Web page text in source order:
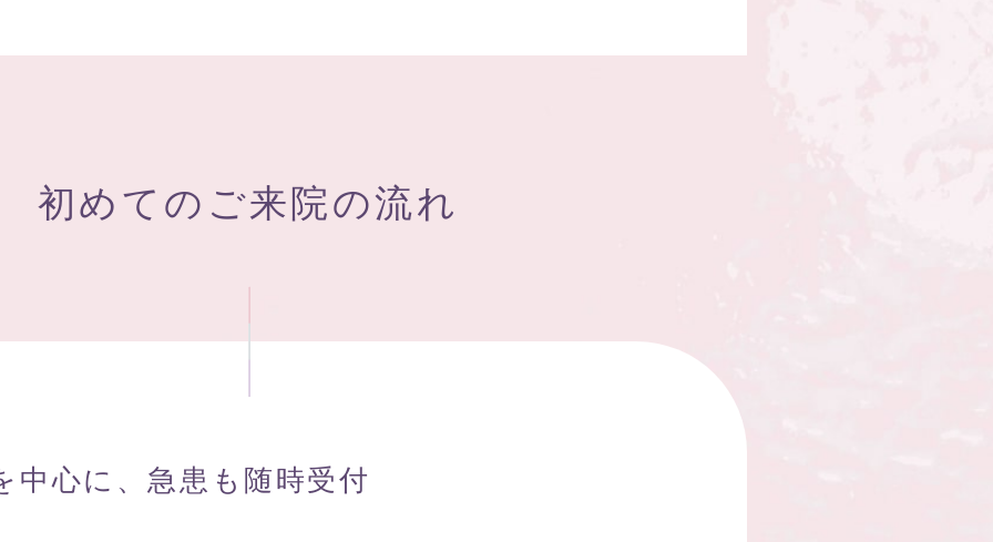
初めてのご来院の流れ
中心に、急患も随時受付